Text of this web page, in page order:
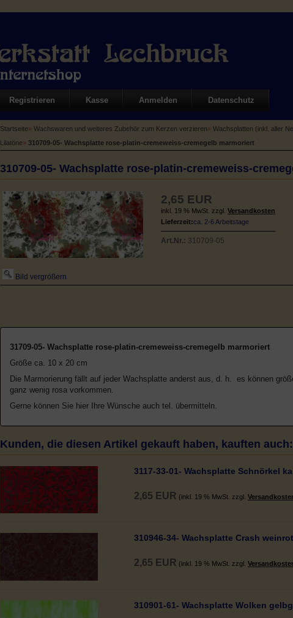
Registrieren Kasse Anmelden Datenschutz
Startseite» Wachswaren und weiteres Zubehör zum Kerzen verzieren» Wachsplatten (inkl. aller
Lilatöne» 310709-05- Wachsplatte rose-platin-cremeweiss-cremegelb marmoriert
310709-05- Wachsplatte rose-platin-cremeweiss-
Bild vergrößern
2,65 EUR
inkl. 19 % MwSt. zzgl. Versandkosten
Lieferzeit:ca. 2-6 Arbeitstage
Art.Nr.: 310709-05
31709-05- Wachsplatte rose-platin-cremeweiss-cremegelb marmoriert
Größe ca. 10 x 20 cm
Die Marmorierung fällt auf jeder Wachsplatte anderst aus, d. h. es können
ganz wenig rosa vorkommen.
Gerne können Sie hier Ihre Wünsche auch tel. übermitteln.
Kunden, die diesen Artikel gekauft haben, kauften auch:
3117-33-01- Wachsplatte Schnörkel
2,65 EUR (inkl. 19 % MwSt. zzgl.
310946-34- Wachsplatte Crash
2,65 EUR (inkl. 19 % MwSt. zzgl.
310901-61- Wachsplatte Wolken